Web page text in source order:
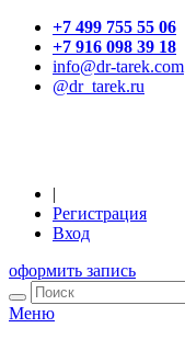
+7 499 755 55 06
+7 916 098 39 18
info@dr-tarek.com
@dr_tarek.ru
|
Регистрация
Вход
оформить запись
Меню